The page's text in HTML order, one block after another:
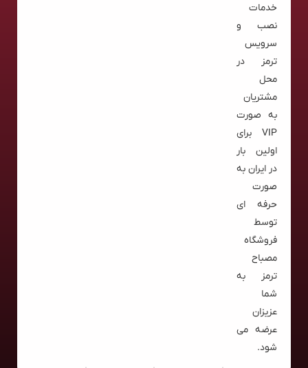
خدمات
نصب و
سرویس
ترمز در
محل
مشتریان
به صورت
VIP برای
اولین بار
در ایران به
صورت
حرفه ای
توسط
فروشگاه
مصباح
ترمز به
شما
عزیزان
عرضه می
شود.